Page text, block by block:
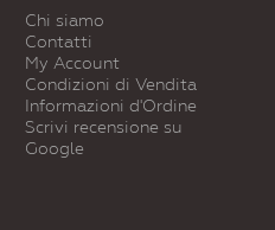
Chi siamo
Contatti
My Account
Condizioni di Vendita
Informazioni d'Ordine
Scrivi recensione su
Google